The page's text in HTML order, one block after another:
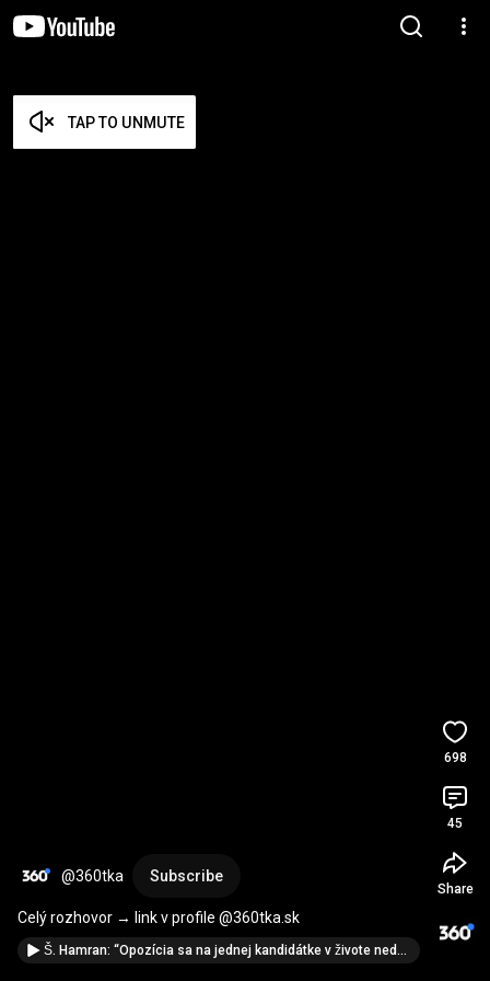
TAP TO UNMUTE
@360tka Subscribe
Celý rozhovor → link v profile @360tka.sk
Š. Hamran: “Opozícia sa na jednej kandidátke v živote nedohodne“
698
45
Share